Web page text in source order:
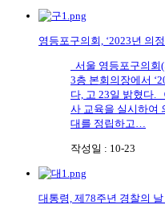
영등포구의회, ‘2023년 의
서울 영등포구의회
3층 본회의장에서
다, 고 23일 밝혔다.
사 교육을 실시하여
대를 정립하고…
작성일 : 10-23
대통령, 제78주년 경찰의